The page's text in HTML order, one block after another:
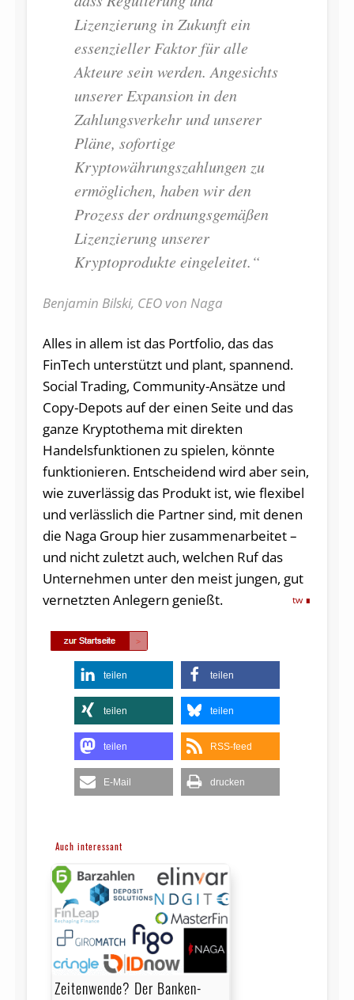
Lizenzierung in Zukunft ein
essenzieller Faktor für alle
Akteure sein werden. Angesichts
unserer Expansion in den
Zahlungsverkehr und unserer
Pläne, sofortige
Kryptowährungszahlungen zu
ermöglichen, haben wir den
Prozess der ordnungsgemäßen
Lizenzierung unserer
Kryptoprodukte eingeleitet.“
Benjamin Bilski, CEO von Naga
Alles in allem ist das Portfolio, das das
FinTech unterstützt und plant, spannend.
Social Trading, Community-Ansätze und
Copy-Depots auf der einen Seite und das
ganze Kryptothema mit direkten
Handelsfunktionen zu spielen, könnte
funktionieren. Entscheidend wird aber sein,
wie zuverlässig das Produkt ist, wie flexibel
und verlässlich die Partner sind, mit denen
die Naga Group hier zusammenarbeitet –
und nicht zuletzt auch, welchen Ruf das
Unternehmen unter den meist jungen, gut
vernetzten Anlegern genießt.
tw
teilen teilen
teilen teilen
teilen RSS-feed
E-Mail drucken
Auch interessant
Zeitenwende? Der Banken­